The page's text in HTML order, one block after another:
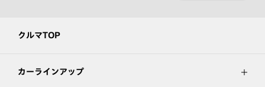
クルマTOP
カーラインアップ